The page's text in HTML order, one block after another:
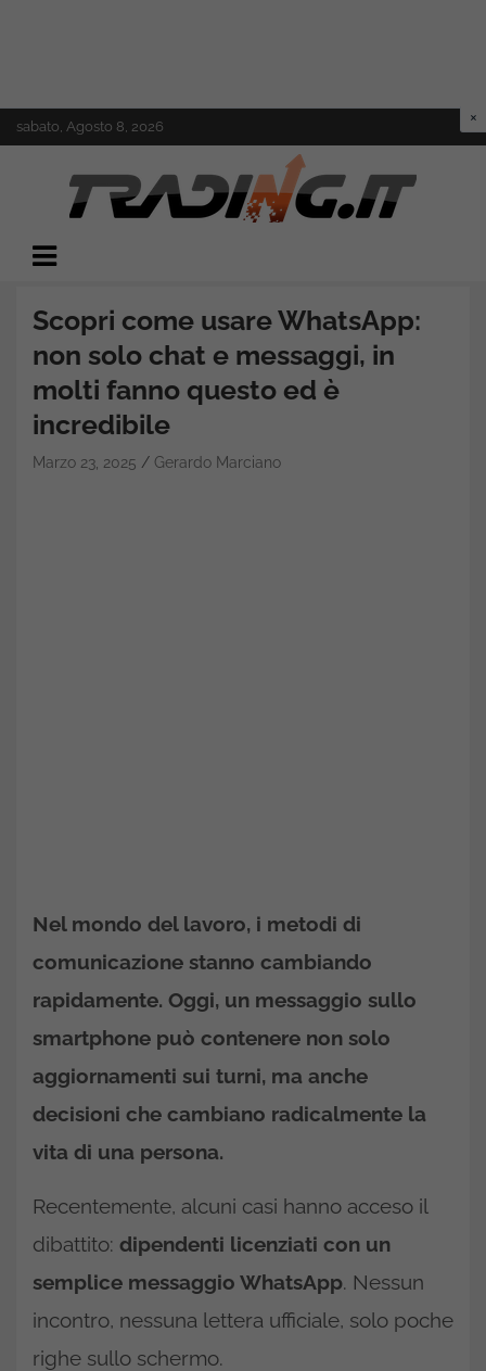
to
sabato, Agosto 8, 2026
Trading.it
Scopri come usare WhatsApp:
non solo chat e messaggi, in
molti fanno questo ed è
incredibile
Marzo 23, 2025 Gerardo Marciano
Nel mondo del lavoro, i metodi di
comunicazione stanno cambiando
rapidamente. Oggi, un messaggio sullo
smartphone può contenere non solo
aggiornamenti sui turni, ma anche
decisioni che cambiano radicalmente la
vita di una persona.
Recentemente, alcuni casi hanno acceso il
dibattito: dipendenti licenziati con un
semplice messaggio WhatsApp. Nessun
incontro, nessuna lettera ufficiale, solo poche
righe sullo schermo.